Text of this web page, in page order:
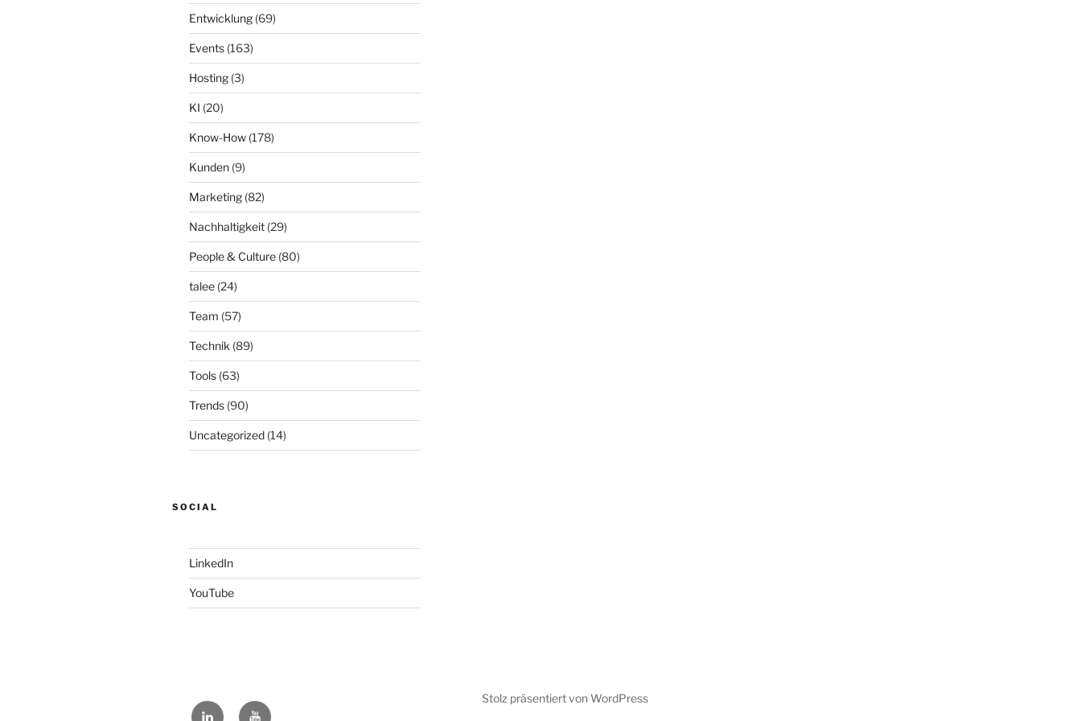
Entwicklung (69)
Events (163)
Hosting (3)
KI (20)
Know-How (178)
Kunden (9)
Marketing (82)
Nachhaltigkeit (29)
People & Culture (80)
talee (24)
Team (57)
Technik (89)
Tools (63)
Trends (90)
Uncategorized (14)
SOCIAL
LinkedIn
YouTube
LinkedInYouTube
Stolz präsentiert von WordPress